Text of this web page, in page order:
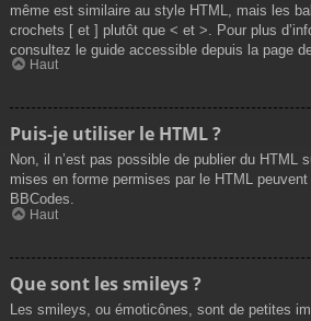
même est similaire au style HTML, mais les
crochets [ et ] plutôt que < et >. Pour plus
consultez le guide accessible depuis la page
Haut
Puis-je utiliser le HTML ?
Non, il n’est pas possible de publier du HTML
mises en forme permises par le HTML
BBCodes.
Haut
Que sont les smileys ?
Les smileys, ou émoticônes, sont de petites